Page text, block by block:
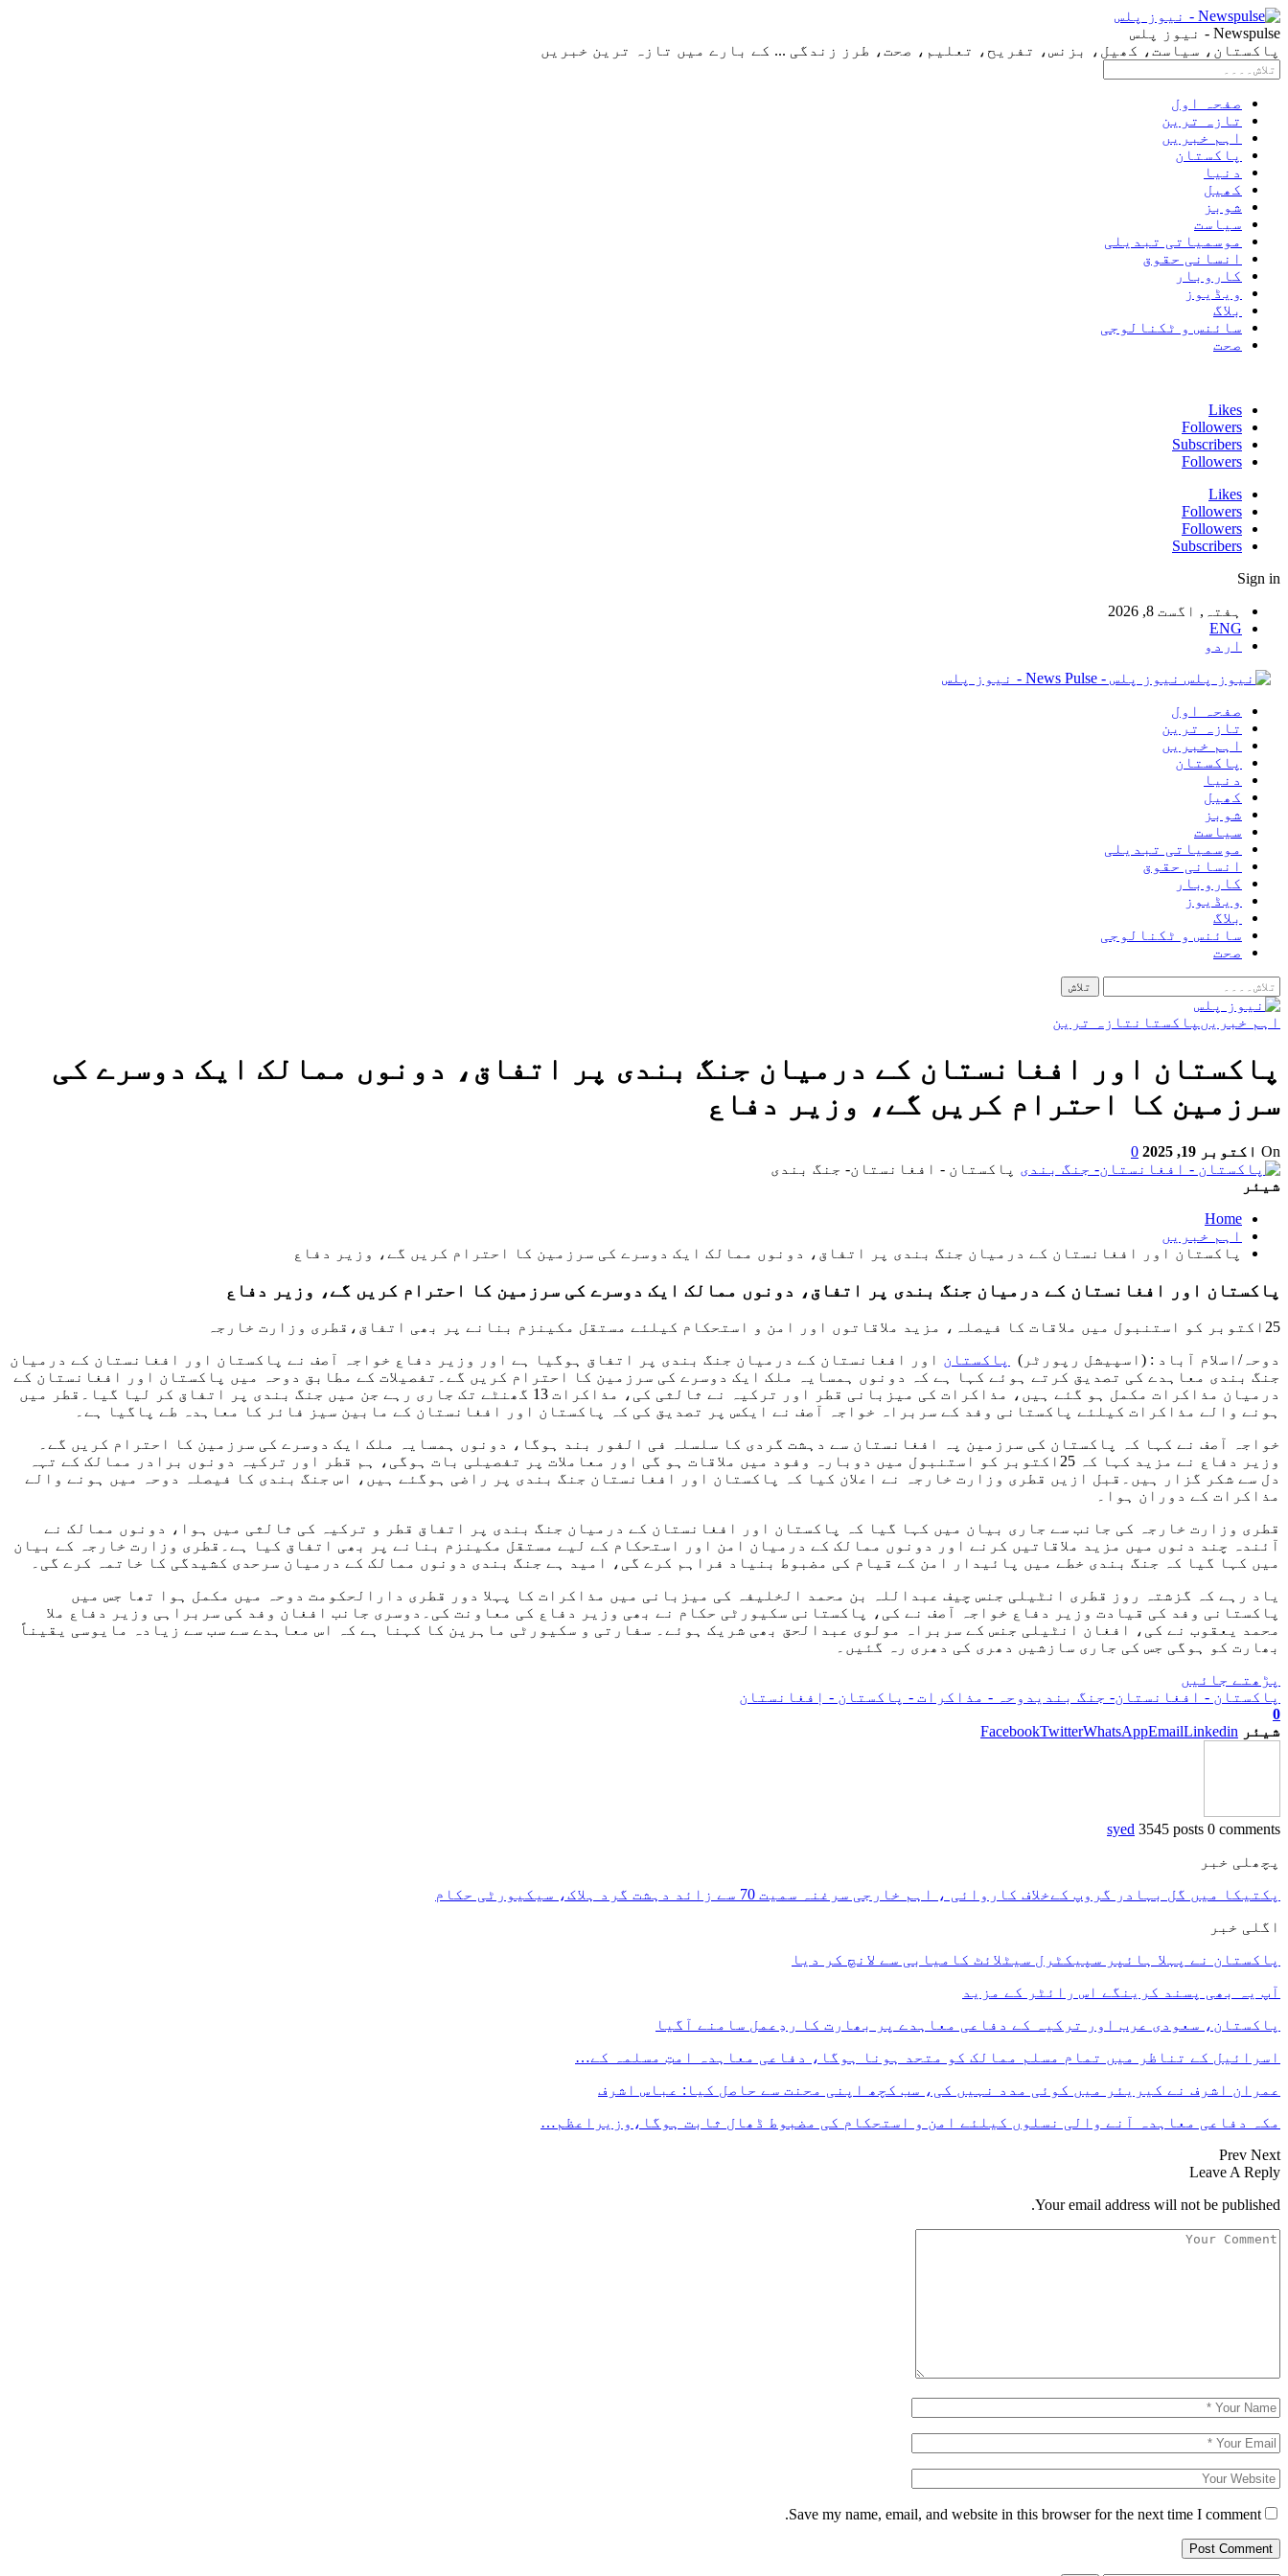
Newspulse - نیوز پلس
پاکستان، سیاست، کھیل، بزنس، تفریح، تعلیم، صحت، طرز زندگی ... کے بارے میں تازہ ترین خبریں
صفحہ اول
تازہ ترین
اہم خبریں
پاکستان
دنیا
کھیل
شوبز
سیاست
موسمیاتی تبدیلی
انسانی حقوق
کاروبار
ویڈیوز
بلاگ
سائنس و ٹکنالوجی
صحت
Likes
Followers
Subscribers
Followers
Likes
Followers
Followers
Subscribers
Sign in
ہفتہ, اگست 8, 2026
ENG
اردو
نیوز پلس - News Pulse - نیوز پلس
صفحہ اول
تازہ ترین
اہم خبریں
پاکستان
دنیا
کھیل
شوبز
سیاست
موسمیاتی تبدیلی
انسانی حقوق
کاروبار
ویڈیوز
بلاگ
سائنس و ٹکنالوجی
صحت
اہم خبریں پاکستان تازہ ترین
پاکستان اور افغانستان کے درمیان جنگ بندی پر اتفاق، دونوں ممالک ایک دوسرے کی
سرزمین کا احترام کریں گے، وزیر دفاع
On اکتوبر 19, 2025
0
پاکستان - افغانستان- جنگ بندی
شیئر
Home
اہم خبریں
پاکستان اور افغانستان کے درمیان جنگ بندی پر اتفاق، دونوں ممالک ایک دوسرے کی سرزمین کا احترام کریں گے، وزیر دفاع
پاکستان اور افغانستان کے درمیان جنگ بندی پر اتفاق، دونوں ممالک ایک دوسرے کی سرزمین کا احترام کریں گے، وزیر دفاع
25اکتوبر کو استنبول میں ملاقات کا فیصلہ، مزید ملاقاتوں اور امن و استحکام کیلئے مستقل مکینزم بنانے پر بھی اتفاق،قطری وزارت خارجہ
دوحہ/اسلام آباد : (اسپیشل رپورٹر)
پاکستان اور افغانستان کے درمیان جنگ بندی پر اتفاق ہوگیا ہے اور وزیر دفاع خواجہ آصف نے پاکستان اور افغانستان کے درمیان
جنگ بندی معاہدے کی تصدیق کرتے ہوئے کہا ہے کہ دونوں ہمسایہ ملک ایک دوسرے کی سرزمین کا احترام کریں گے۔تفصیلات کے مطابق دوحہ میں پاکستان اور افغانستان کے
درمیان مذاکرات مکمل ہو گئے ہیں، مذاکرات کی میزبانی قطر اور ترکیہ نے ثالثی کی، مذاکرات 13 گھنٹے تک جاری رہے جن میں جنگ بندی پر اتفاق کر لیا گیا۔قطر میں
ہونے والے مذاکرات کیلئے پاکستانی وفد کے سربراہ خواجہ آصف نے ایکس پر تصدیق کی کہ پاکستان اور افغانستان کے مابین سیز فائر کا معاہدہ طے پاگیا ہے۔
خواجہ آصف نے کہا کہ پاکستان کی سرزمین پہ افغانستان سے دہشت گردی کا سلسلہ فی الفور بند ہوگا، دونوں ہمسایہ ملک ایک دوسرے کی سرزمین کا احترام کریں گے۔
وزیر دفاع نے مزید کہا کہ 25اکتوبر کو استنبول میں دوبارہ وفود میں ملاقات ہو گی اور معاملات پر تفصیلی بات ہوگی، ہم قطر اور ترکیہ دونوں برادر ممالک کے تہہ
دل سے شکر گزار ہیں۔قبل ازیں قطری وزارت خارجہ نے اعلان کیا کہ پاکستان اور افغانستان جنگ بندی پر راضی ہوگئے ہیں، اس جنگ بندی کا فیصلہ دوحہ میں ہونے والے
مذاکرات کے دوران ہوا۔
قطری وزارت خارجہ کی جانب سے جاری بیان میں کہا گیا کہ پاکستان اور افغانستان کے درمیان جنگ بندی پر اتفاق قطر و ترکیہ کی ثالثی میں ہوا، دونوں ممالک نے
آئندہ چند دنوں میں مزید ملاقاتیں کرنے اور دونوں ممالک کے درمیان امن اور استحکام کے لیے مستقل مکینزم بنانے پر بھی اتفاق کیا ہے۔قطری وزارت خارجہ کے بیان
میں کہا گیا کہ جنگ بندی خطے میں پائیدار امن کے قیام کی مضبوط بنیاد فراہم کرے گی، امید ہے جنگ بندی دونوں ممالک کے درمیان سرحدی کشیدگی کا خاتمہ کرے گی۔
یاد رہے کہ گزشتہ روز قطری انٹیلی جنس چیف عبداللہ بن محمد الخلیفہ کی میزبانی میں مذاکرات کا پہلا دور قطری دارالحکومت دوحہ میں مکمل ہوا تھا جس میں
پاکستانی وفد کی قیادت وزیر دفاع خواجہ آصف نے کی، پاکستانی سکیورٹی حکام نے بھی وزیر دفاع کی معاونت کی۔دوسری جانب افغان وفد کی سربراہی وزیر دفاع ملا
محمد یعقوب نے کی، افغان انٹیلی جنس کے سربراہ مولوی عبدالحق بھی شریک ہوئے۔ سفارتی و سکیورٹی ماہرین کا کہنا ہے کہ اس معاہدے سے سب سے زیادہ مایوسی یقیناً
بھارت کو ہوگی جس کی جاری سازشیں دھری کی دھری رہ گئیں۔
پڑھتے جائیں
پاکستان - افغانستان- جنگ بندی دوحہ - مذاکرات - پاکستان - اٖفغانستان
0
شیئر
FacebookTwitterWhatsAppEmailLinkedin
syed 3545 posts 0 comments
پچھلی خبر
پکتیکا میں گل بہادر گروپ کےخلاف کاروائی ، اہم خارجی سرغنہ سمیت 70 سے زائد دہشت گرد ہلاک، سیکیورٹی حکام
اگلی خبر
پاکستان نے پہلا ہائپر سپیکٹرل سیٹلائٹ کامیابی سے لانچ کر دیا
آپ یہ بھی پسند کرینگے اس رائٹر کے مزید
پاکستان، سعودی عرب اور ترکیہ کے دفاعی معاہدے پر بھارت کا ردِعمل سامنے آگیا
اسرائیل کے تناظر میں تمام مسلم ممالک کو متحد ہونا ہوگا، دفاعی معاہدہ امتِ مسلمہ کے…
عمران اشرف نے کیریئر میں کوئی مدد نہیں کی، سب کچھ اپنی محنت سے حاصل کیا: عباس اشرف
مکہ دفاعی معاہدہ آنے والی نسلوں کیلئے امن و استحکام کی مضبوط ڈھال ثابت ہوگا،وزیراعظم…
Prev Next
Leave A Reply
Your email address will not be published.
Save my name, email, and website in this browser for the next time I comment.